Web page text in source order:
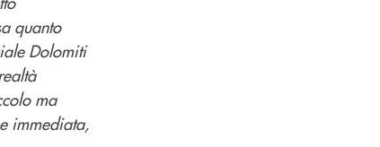
quanto
Dolomiti
ma
immediata,